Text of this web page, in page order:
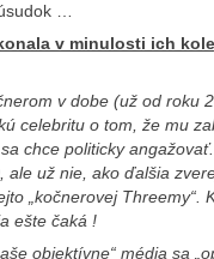
…
v minulosti ich
v dobe (už od roku
celebritu o tom, že mu
chce politicky
už nie, ako ďalšia
„kočnerovej Threemy“.
ešte čaká !
objektívne“ média sa